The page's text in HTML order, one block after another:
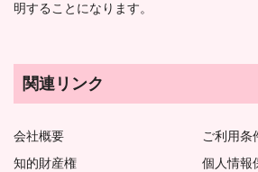
明することになります。
関連リンク
会社概要
ご利用条
知的財産権
個人情報